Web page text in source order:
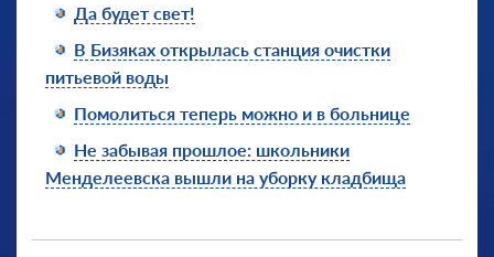
Да будет свет!
В Бизяках открылась станция очистки
питьевой воды
Помолиться теперь можно и в больнице
Не забывая прошлое: школьники
Менделеевска вышли на уборку кладбища